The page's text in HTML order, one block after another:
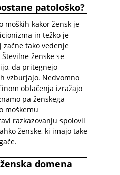
patološko?
moških kakor žensk je
in težko je
tako vedenje
ženske se
da pritegnejo
vzburjajo. Nedvomno
oblačenja izražajo
pa ženskega
moškemu
razkazovanju spolovil
ženske, ki imajo take
domena